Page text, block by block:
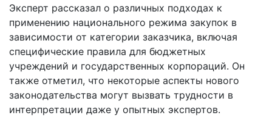
Эксперт рассказал о различных подходах к
применению национального режима закупок в
зависимости от категории заказчика, включая
специфические правила для бюджетных
учреждений и государственных корпораций. Он
также отметил, что некоторые аспекты нового
законодательства могут вызвать трудности в
интерпретации даже у опытных экспертов.